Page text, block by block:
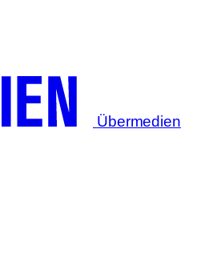
Übermedien